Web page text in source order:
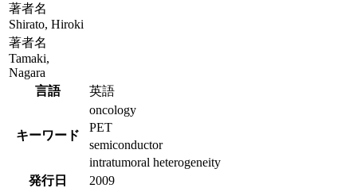
著者名
Shirato, Hiroki
著者名
Tamaki,
Nagara
言語
英語
キーワード
oncology
PET
semiconductor
intratumoral heterogeneity
発行日
2009